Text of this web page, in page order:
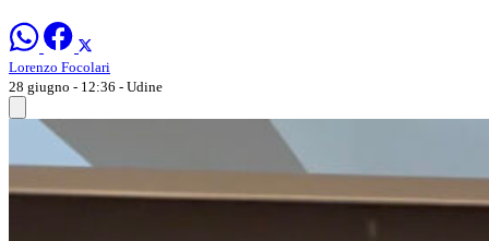
Lorenzo Focolari
28 giugno - 12:36 - Udine